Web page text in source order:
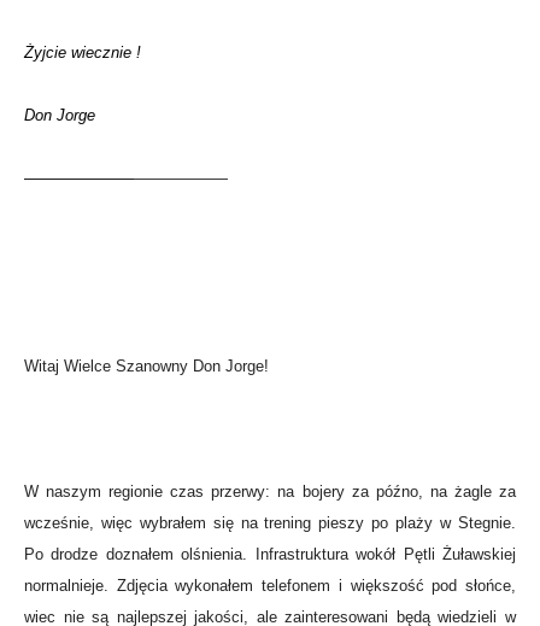
Żyjcie wiecznie !
Don Jorge
—————————————
Witaj Wielce Szanowny Don Jorge!
W naszym regionie czas przerwy: na bojery za późno, na żagle za
wcześnie, więc wybrałem się na trening pieszy po plaży w Stegnie.
Po drodze doznałem olśnienia. Infrastruktura wokół Pętli Żuławskiej
normalnieje. Zdjęcia wykonałem telefonem i większość pod słońce,
wiec nie są najlepszej jakości, ale zainteresowani będą wiedzieli w